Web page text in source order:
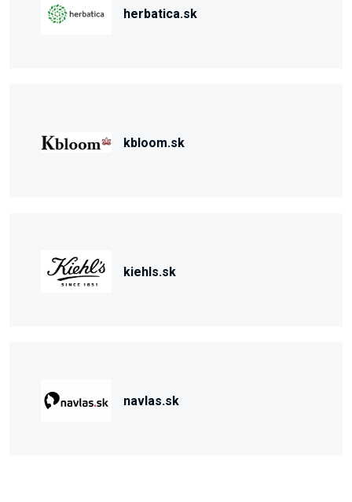
herbatica.sk
kbloom.sk
kiehls.sk
navlas.sk